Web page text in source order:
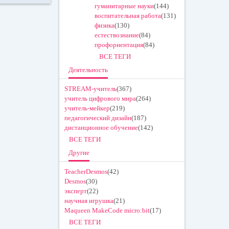
гуманитарные науки(144)
воспитательная работа(131)
физика(130)
естествознание(84)
профориентация(84)
ВСЕ ТЕГИ
Деятельность
STREAM-учитель(367)
учитель цифрового мира(264)
учитель-мейкер(219)
педагогический дизайн(187)
дистанционное обучение(142)
ВСЕ ТЕГИ
Другие
TeacherDesmos(42)
Desmos(30)
эксперт(22)
научная игрушка(21)
Maqueen MakeCode micro:bit(17)
ВСЕ ТЕГИ